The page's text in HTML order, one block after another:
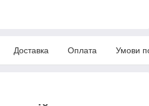
Доставка Оплата Умови